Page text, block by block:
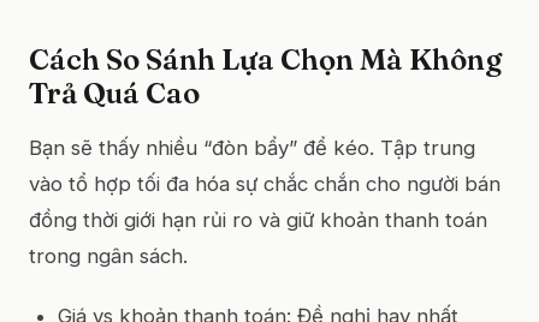
Cách So Sánh Lựa Chọn Mà Không
Trả Quá Cao
Bạn sẽ thấy nhiều “đòn bẩy” để kéo. Tập trung
vào tổ hợp tối đa hóa sự chắc chắn cho người bán
đồng thời giới hạn rủi ro và giữ khoản thanh toán
trong ngân sách.
Giá vs khoản thanh toán: Đề nghị hay nhất